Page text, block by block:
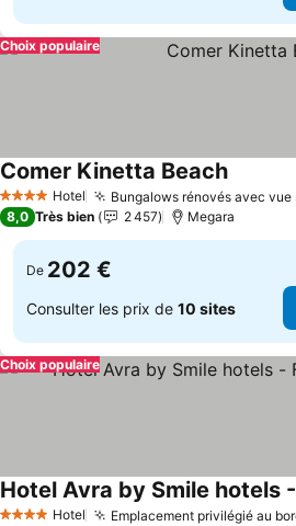
Choix populaire
4 Étoiles Hotel Bungalows rénovés avec vue
Comer Kinetta Beach
8,0 Très bien 2 457 Megara
De 202 €
Consulter les prix de 10 sites
Choix populaire
4 Étoiles Hotel Emplacement privilégié au